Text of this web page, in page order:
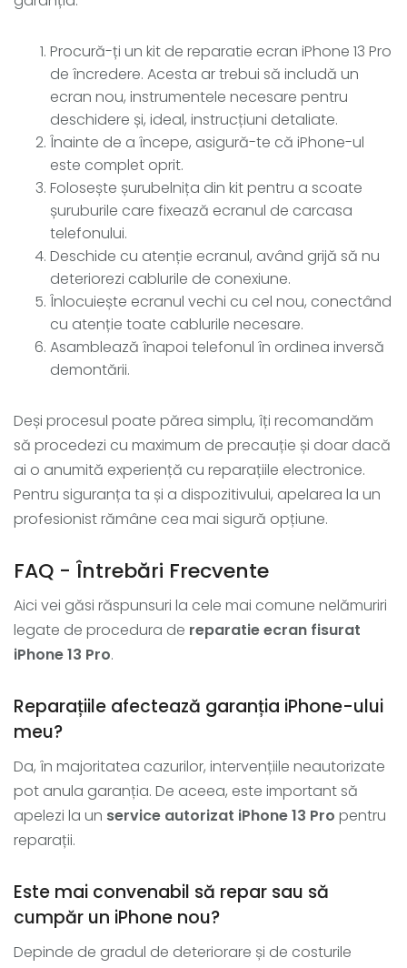
Procură-ți un kit de reparatie ecran iPhone 13 Pro
de încredere. Acesta ar trebui să includă un
ecran nou, instrumentele necesare pentru
deschidere și, ideal, instrucțiuni detaliate.
Înainte de a începe, asigură-te că iPhone-ul
este complet oprit.
Folosește șurubelnița din kit pentru a scoate
șuruburile care fixează ecranul de carcasa
telefonului.
Deschide cu atenție ecranul, având grijă să nu
deteriorezi cablurile de conexiune.
Înlocuiește ecranul vechi cu cel nou, conectând
cu atenție toate cablurile necesare.
Asamblează înapoi telefonul în ordinea inversă
demontării.
Deși procesul poate părea simplu, îți recomandăm
să procedezi cu maximum de precauție și doar dacă
ai o anumită experiență cu reparațiile electronice.
Pentru siguranța ta și a dispozitivului, apelarea la un
profesionist rămâne cea mai sigură opțiune.
FAQ - Întrebări Frecvente
Aici vei găsi răspunsuri la cele mai comune nelămuriri
legate de procedura de reparatie ecran fisurat
iPhone 13 Pro.
Reparațiile afectează garanția iPhone-ului
meu?
Da, în majoritatea cazurilor, intervențiile neautorizate
pot anula garanția. De aceea, este important să
apelezi la un service autorizat iPhone 13 Pro pentru
reparații.
Este mai convenabil să repar sau să
cumpăr un iPhone nou?
Depinde de gradul de deteriorare și de costurile